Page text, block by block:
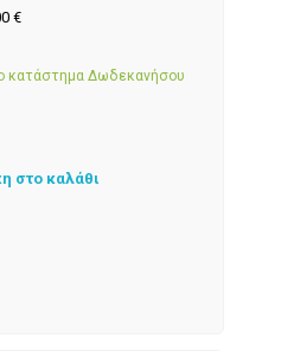
€
κατάστημα Δωδεκανήσου
στο καλάθι